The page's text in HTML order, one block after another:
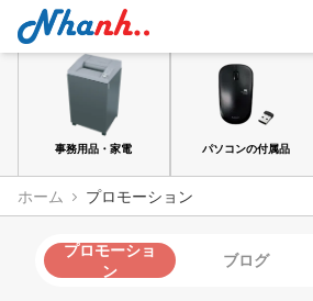
事務用品・家電 パソコンの付属品
ホーム プロモーション
プロモーショ
ン
ブログ